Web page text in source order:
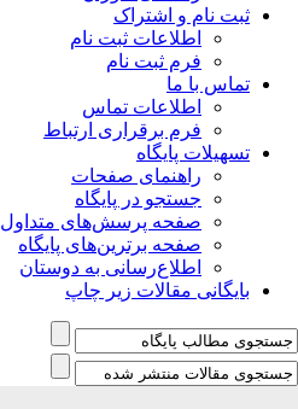
ثبت نام و اشتراک
اطلاعات ثبت نام
فرم ثبت نام
تماس با ما
اطلاعات تماس
فرم برقراری ارتباط
تسهیلات پایگاه
راهنمای صفحات
جستجو در پایگاه
صفحه پرسش‌های متداول
صفحه برترین‌های پایگاه
اطلاع‌رسانی به دوستان
بایگانی مقالات زیر چاپ